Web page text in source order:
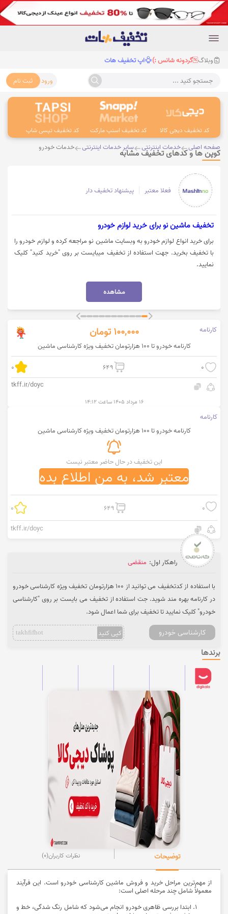
وبلاگ گردونه شانس :) اپ تخفیف هات
جستجو کنید ... ورود ثبت نام
کد تخفیف دیجی کالا کد تخفیف اسنپ مارکت کد تخفیف تپسی شاپ
صفحه اصلی خدمات اینترنتی سایر خدمات اینترنتی خدمات خودرو
کوپن ها و کدهای تخفیف مشابه
فعلا معتبر پیشنهاد تخفیف دار
تخفيف ماشين نو برای خرید لوازم خودرو
برای خرید انواع لوازم خودرو به وبسایت ماشین نو مراجعه کرده و لوازم خودرو را
با تخفیف بخرید. جهت استفاده از تخفیف میبایست بر روی "خرید کنید" کلیک
نمایید.
مشاهده
کارنامه 100,000 تومان
کارنامه خودرو تا 100 هزارتومان تخفیف ویژه کارشناسی ماشین
0
649
0
tkff.ir/doyc
۱۶ مرداد ۱۴۰۵ ساعت ۱۴:۱۲
کارنامه
کارنامه خودرو تا 100 هزارتومان تخفیف ویژه کارشناسی ماشین
این تخفیف در حال حاضر معتبر نیست
معتبر شد، به من اطلاع بده
0
649
0
tkff.ir/doyc
راهکار اول: منقضی
با استفاده از کدتخفیف می توانید از 100 هزارتومان تخفیف ویژه کارشناسی خودرو
در کارنامه بهره مند شوید. جت استفاده از تخفیف می بایست بر روی "کارشناسی
خودرو" کلیک نمایید تا تخفیف برای شما اعمال شود.
کارشناسی خودرو کپی کنید takhfifhot
برندها
توضیحات نظرات کاربران(0)
از مهم‌ترین مراحل خرید و فروش ماشین کارشناسی خودرو است. این فرآیند
معمولاً شامل چند مرحله اصلی است:
ابتدا بررسی ظاهری خودرو انجام می‌شود که شامل رنگ شدگی، خط و